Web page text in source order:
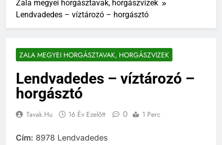
Zala megyei horgásztavak, horgászvizek
Lendvadedes – víztározó – horgásztó
ZALA MEGYEI HORGÁSZTAVAK, HORGÁSZVIZEK
Lendvadedes – víztározó –
horgásztó
Tavak.hu 16 Év Ezelőtt 0 1 Perc
Cím: 8978 Lendvadedes